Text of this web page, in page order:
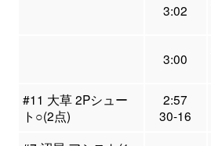
3:02
3:00
#11 大草 2Pシュー
ト○(2点)
2:57
30-16